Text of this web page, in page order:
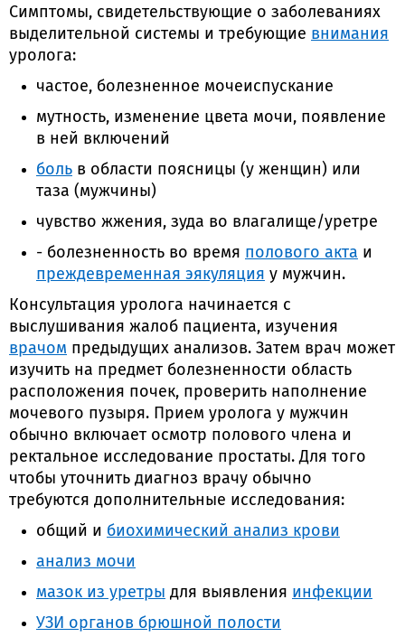
Симптомы, свидетельствующие о заболеваниях
выделительной системы и требующие внимания
уролога:
частое, болезненное мочеиспускание
мутность, изменение цвета мочи, появление
в ней включений
боль в области поясницы (у женщин) или
таза (мужчины)
чувство жжения, зуда во влагалище/уретре
- болезненность во время полового акта и
преждевременная эякуляция у мужчин.
Консультация уролога начинается с
выслушивания жалоб пациента, изучения
врачом предыдущих анализов. Затем врач может
изучить на предмет болезненности область
расположения почек, проверить наполнение
мочевого пузыря. Прием уролога у мужчин
обычно включает осмотр полового члена и
ректальное исследование простаты. Для того
чтобы уточнить диагноз врачу обычно
требуются дополнительные исследования:
общий и биохимический анализ крови
анализ мочи
мазок из уретры для выявления инфекции
УЗИ органов брюшной полости